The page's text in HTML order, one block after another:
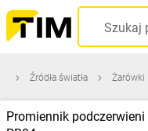
Źródła światła Żarówki
Promiennik podczerwieni